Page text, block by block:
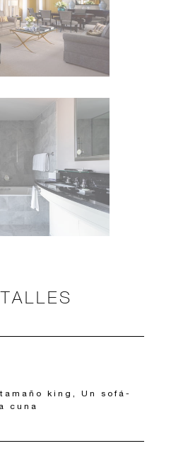
king, Un sofá-
cuna